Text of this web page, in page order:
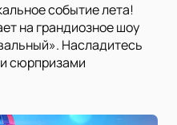
событие лета!
на грандиозное шоу
Насладитесь
сюрпризами